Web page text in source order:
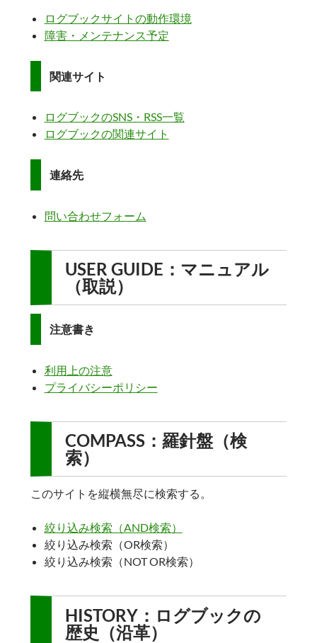
ログブックサイトの動作環境
障害・メンテナンス予定
関連サイト
ログブックのSNS・RSS一覧
ログブックの関連サイト
連絡先
問い合わせフォーム
USER GUIDE：マニュアル
（取説）
注意書き
利用上の注意
プライバシーポリシー
COMPASS：羅針盤（検
索）
このサイトを縦横無尽に検索する。
絞り込み検索（AND検索）
絞り込み検索（OR検索）
絞り込み検索（NOT OR検索）
HISTORY：ログブックの
歴史（沿革）